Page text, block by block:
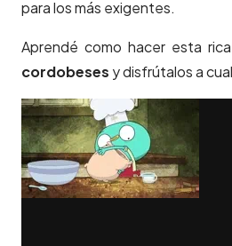
para los más exigentes.
Aprendé como hacer esta
cordobeses y disfrútalos a